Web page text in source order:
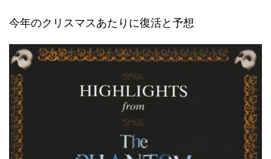
今年のクリスマスあたりに復活と予想